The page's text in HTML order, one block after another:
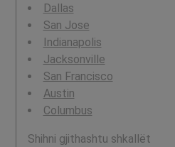
Dallas
San Jose
Indianapolis
Jacksonville
San Francisco
Austin
Columbus
Shihni gjithashtu shkallët